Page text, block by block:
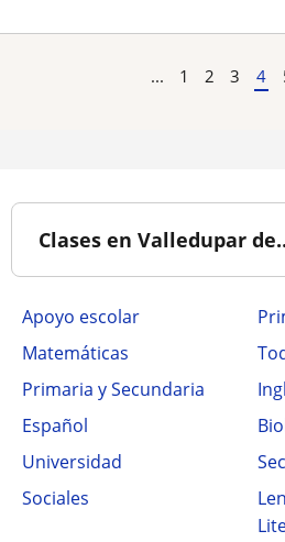
... 1 2 3 4
Clases en Valledupar
Apoyo escolar
Matemáticas
Primaria y Secundaria
Español
Universidad
Sociales